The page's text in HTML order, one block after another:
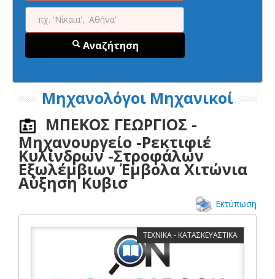
Αναζήτηση
Μηχανολόγοι Μηχανικοί
ΜΠΕΚΟΣ ΓΕΩΡΓΙΟΣ -
Μηχανουργείο -Ρεκτιφιέ
Κυλίνδρων -Στροφάλων
Εξωλέμβιων Έμβολα Χιτώνια
Αύξηση Κυβισ
Εκτύπωση
ΤΕΧΝΙΚΑ - ΚΑΤΑΣΚΕΥΑΣΤΙΚΑ